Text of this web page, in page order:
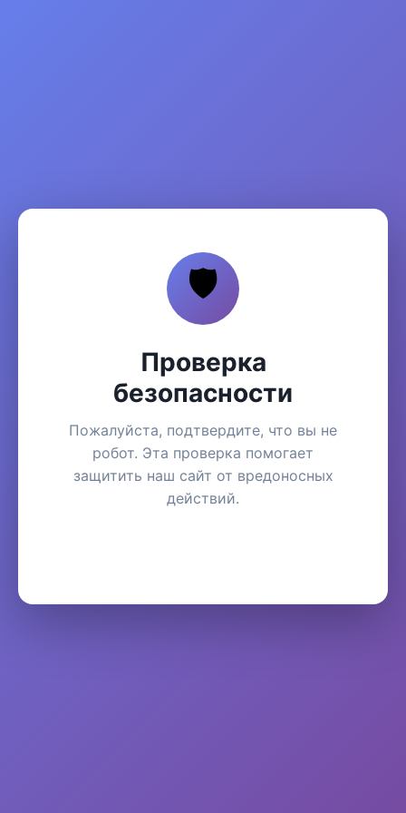
🛡️
Проверка
безопасности
Пожалуйста, подтвердите, что вы не
робот. Эта проверка помогает
защитить наш сайт от вредоносных
действий.